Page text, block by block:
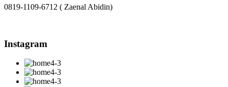
0819-1109-6712 ( Zaenal Abidin)
Instagram